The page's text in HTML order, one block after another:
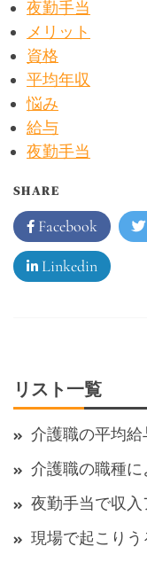
夜勤手当
メリット
資格
平均年収
悩み
給与
夜勤手当
SHARE
Facebook
Linkedin
リスト一覧
介護職の平均給
介護職の職種
夜勤手当で収入
現場で起こりう